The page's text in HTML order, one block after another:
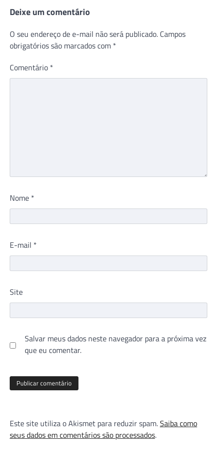
Deixe um comentário
O seu endereço de e-mail não será publicado. Campos
obrigatórios são marcados com *
Comentário *
Nome *
E-mail *
Site
Salvar meus dados neste navegador para a próxima vez
que eu comentar.
Este site utiliza o Akismet para reduzir spam.Saiba como
seus dados em comentários são processados.